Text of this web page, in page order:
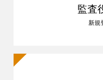
監査
新規